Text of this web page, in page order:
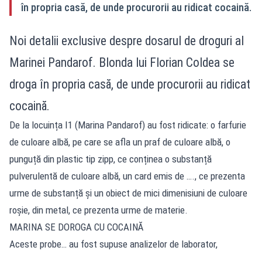
în propria casă, de unde procurorii au ridicat cocaină.
Noi detalii exclusive despre dosarul de droguri al
Marinei Pandarof. Blonda lui Florian Coldea se
droga în propria casă, de unde procurorii au ridicat
cocaină.
De la locuința I1 (Marina Pandarof) au fost ridicate: o farfurie
de culoare albă, pe care se afla un praf de culoare albă, o
punguță din plastic tip zipp, ce conținea o substanță
pulverulentă de culoare albă, un card emis de …., ce prezenta
urme de substanță și un obiect de mici dimenisiuni de culoare
roșie, din metal, ce prezenta urme de materie.
MARINA SE DOROGA CU COCAINĂ
Aceste probe… au fost supuse analizelor de laborator,